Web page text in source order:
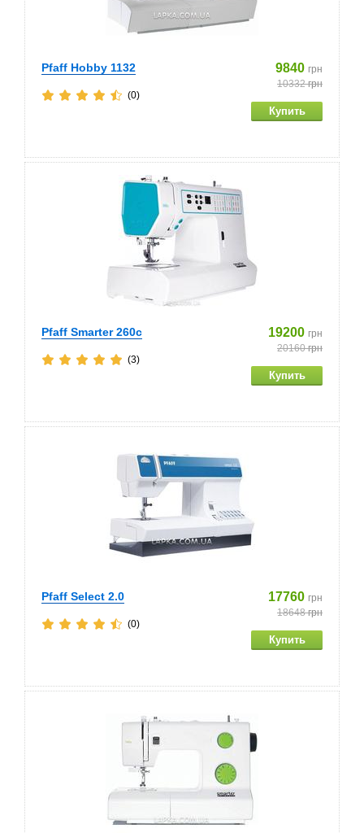
Pfaff Hobby 1132 9840 грн
10332грн
(0)
Pfaff Smarter 260c 19200 грн
20160грн
(3)
Pfaff Select 2.0 17760 грн
18648грн
(0)